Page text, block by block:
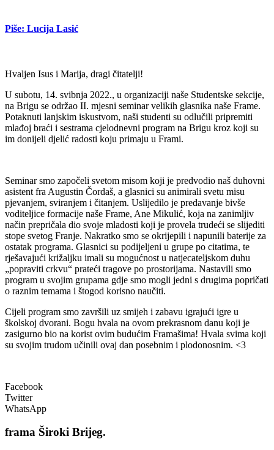
Piše: Lucija Lasić
Hvaljen Isus i Marija, dragi čitatelji!
U subotu, 14. svibnja 2022., u organizaciji naše Studentske sekcije,
na Brigu se održao II. mjesni seminar velikih glasnika naše Frame.
Potaknuti lanjskim iskustvom, naši studenti su odlučili pripremiti
mlađoj braći i sestrama cjelodnevni program na Brigu kroz koji su
im donijeli djelić radosti koju primaju u Frami.
Seminar smo započeli svetom misom koji je predvodio naš duhovni
asistent fra Augustin Čordaš, a glasnici su animirali svetu misu
pjevanjem, sviranjem i čitanjem. Uslijedilo je predavanje bivše
voditeljice formacije naše Frame, Ane Mikulić, koja na zanimljiv
način prepričala dio svoje mladosti koji je provela trudeći se slijediti
stope svetog Franje. Nakratko smo se okrijepili i napunili baterije za
ostatak programa. Glasnici su podijeljeni u grupe po citatima, te
rješavajući križaljku imali su mogućnost u natjecateljskom duhu
„popraviti crkvu“ prateći tragove po prostorijama. Nastavili smo
program u svojim grupama gdje smo mogli jedni s drugima popričati
o raznim temama i štogod korisno naučiti.
Cijeli program smo završili uz smijeh i zabavu igrajući igre u
školskoj dvorani. Bogu hvala na ovom prekrasnom danu koji je
zasigurno bio na korist ovim budućim Framašima! Hvala svima koji
su svojim trudom učinili ovaj dan posebnim i plodonosnim. <3
Facebook
Twitter
WhatsApp
frama Široki Brijeg.